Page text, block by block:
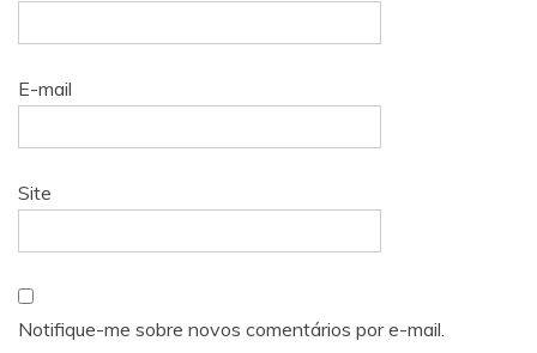
E-mail
Site
Notifique-me sobre novos comentários por e-mail.